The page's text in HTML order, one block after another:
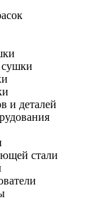
и деталей
стали